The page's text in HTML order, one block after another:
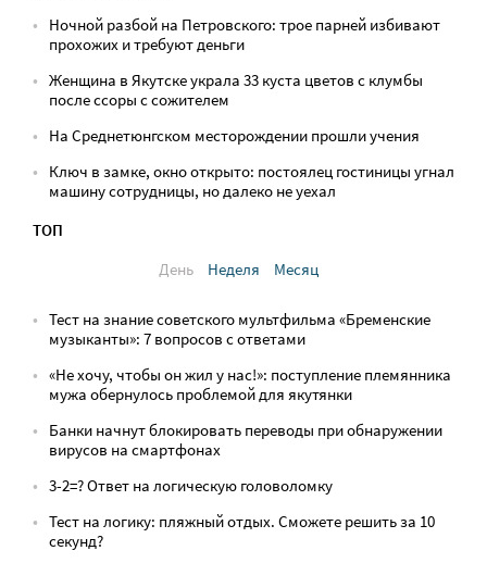
Ночной разбой на Петровского: трое парней избивают
прохожих и требуют деньги
Женщина в Якутске украла 33 куста цветов с клумбы
после ссоры с сожителем
На Среднетюнгском месторождении прошли учения
Ключ в замке, окно открыто: постоялец гостиницы угнал
машину сотрудницы, но далеко не уехал
ТОП
День
Неделя Месяц
Тест на знание советского мультфильма «Бременские
музыканты»: 7 вопросов с ответами
«Не хочу, чтобы он жил у нас!»: поступление племянника
мужа обернулось проблемой для якутянки
Банки начнут блокировать переводы при обнаружении
вирусов на смартфонах
3-2=? Ответ на логическую головоломку
Тест на логику: пляжный отдых. Сможете решить за 10
секунд?